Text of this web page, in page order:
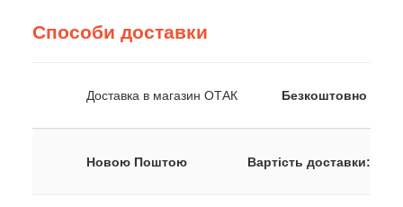
Способи доставки
Доставка в магазин ОТАК Безкоштовно
Новою Поштою Вартість доставки: